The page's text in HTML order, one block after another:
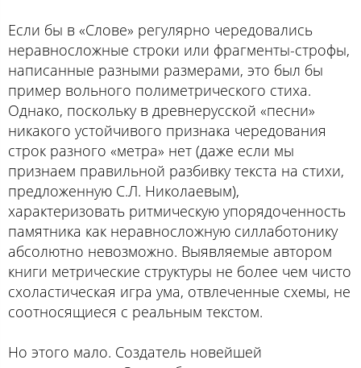
Если бы в «Слове» регулярно чередовались
неравносложные строки или фрагменты-строфы,
написанные разными размерами, это был бы
пример вольного полиметрического стиха.
Однако, поскольку в древнерусской «песни»
никакого устойчивого признака чередования
строк разного «метра» нет (даже если мы
признаем правильной разбивку текста на стихи,
предложенную С.Л. Николаевым),
характеризовать ритмическую упорядоченность
памятника как неравносложную силлаботонику
абсолютно невозможно. Выявляемые автором
книги метрические структуры не более чем чисто
схоластическая игра ума, отвлеченные схемы, не
соотносящиеся с реальным текстом.
Но этого мало. Создатель новейшей